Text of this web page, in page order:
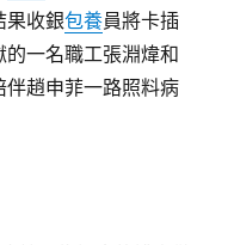
果收銀包養員將卡插
一名職工張淵煒和
趙申菲一路照料病